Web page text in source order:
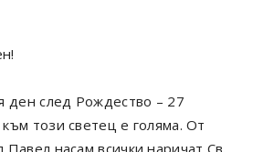
ден след Рождество – 27
този светец е голяма. От
насам всички наричат Св.